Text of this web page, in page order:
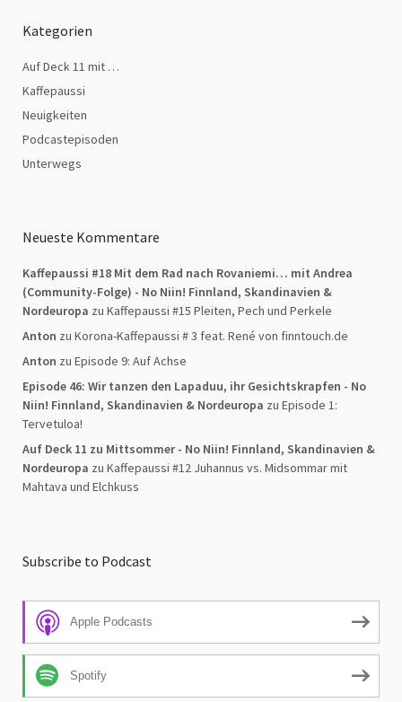
Kategorien
Auf Deck 11 mit …
Kaffepaussi
Neuigkeiten
Podcastepisoden
Unterwegs
Neueste Kommentare
Kaffepaussi #18 Mit dem Rad nach Rovaniemi… mit Andrea
(Community-Folge) - No Niin! Finnland, Skandinavien &
Nordeuropa zu Kaffepaussi #15 Pleiten, Pech und Perkele
Anton zu Korona-Kaffepaussi # 3 feat. René von finntouch.de
Anton zu Episode 9: Auf Achse
Episode 46: Wir tanzen den Lapaduu, ihr Gesichtskrapfen - No
Niin! Finnland, Skandinavien & Nordeuropa zu Episode 1:
Tervetuloa!
Auf Deck 11 zu Mittsommer - No Niin! Finnland, Skandinavien &
Nordeuropa zu Kaffepaussi #12 Juhannus vs. Midsommar mit
Mahtava und Elchkuss
Subscribe to Podcast
Apple Podcasts
Spotify